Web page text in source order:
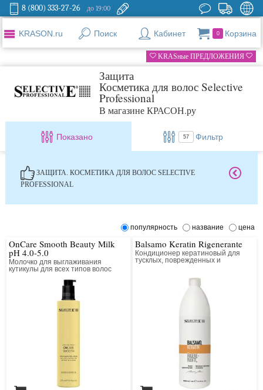
8 (800) 333-27-26 до 19:00
KRASON.ru Поиск Кабинет 0 Корзина
KRASные ПРЕДЛОЖЕНИЯ
Защита
Косметика для волос Selective
Professional
В магазине КРАСОН.ру
Показано 57 Фильтр
ЗАЩИТА. КОСМЕТИКА ДЛЯ ВОЛОС SELECTIVE
PROFESSIONAL
популярность название цена
OnCare Smooth Beauty Milk
pH 4.0-5.0
Молочко для выглаживания
кутикулы для всех типов волос
Balsamo Keratin Rigenerante
Кондиционер кератиновый для
тусклых, поврежденных и